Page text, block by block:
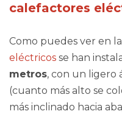
calefactores
Como puedes ver en
eléctricos se han
metros, con un ligero
(cuanto más alto se
más inclinado hacia